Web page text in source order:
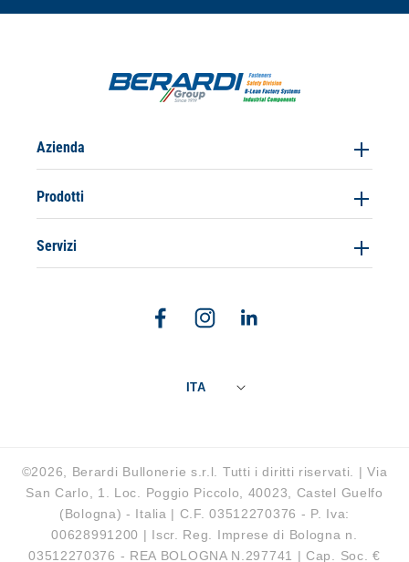
Azienda
Prodotti
Servizi
FacebookInstagramLinkedin
ITA
©2026, Berardi Bullonerie s.r.l. Tutti i diritti riservati. | Via
San Carlo, 1. Loc. Poggio Piccolo, 40023, Castel Guelfo
(Bologna) - Italia | C.F. 03512270376 - P. Iva:
00628991200 | Iscr. Reg. Imprese di Bologna n.
03512270376 - REA BOLOGNA N.297741 | Cap. Soc. €